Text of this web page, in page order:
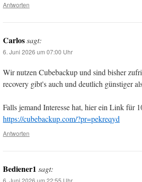
Antworten
Carlossagt:
6. Juni 2026 um 07:00 Uhr
Wir nutzen Cubebackup und sind bisher
recovery gibt's auch und deutlich günstiger
Falls jemand Interesse hat, hier ein Link für
https://cubebackup.com/?pr=pekreqyd
Antworten
Bediener1 sagt: